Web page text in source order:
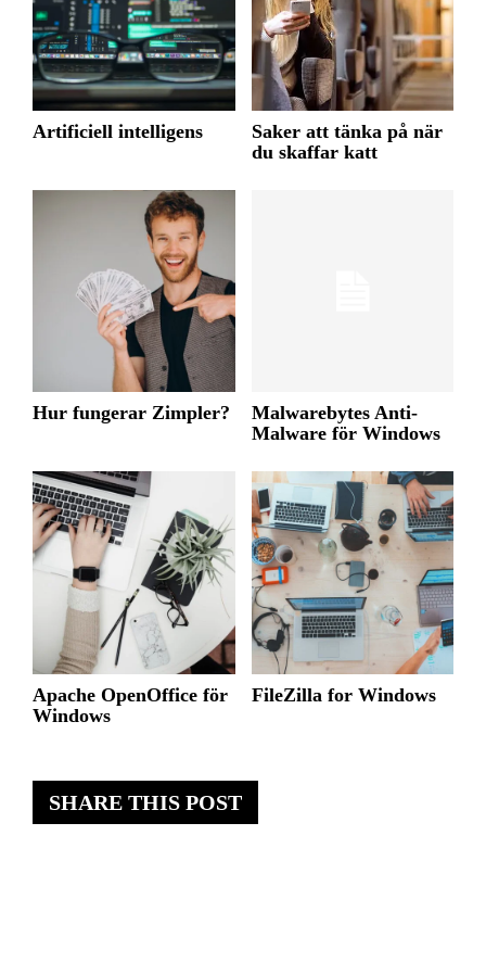
SHARE THIS POST
Artificiell intelligens
Saker att tänka på när
du skaffar katt
Hur fungerar Zimpler?
Malwarebytes Anti-
Malware för Windows
Apache OpenOffice för
Windows
FileZilla for Windows